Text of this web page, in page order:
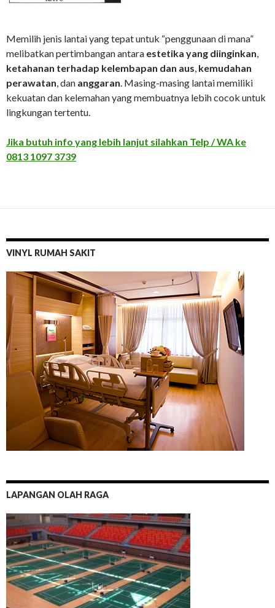
Memilih jenis lantai yang tepat untuk “penggunaan di mana”
melibatkan pertimbangan antara estetika yang diinginkan,
ketahanan terhadap kelembapan dan aus, kemudahan
perawatan, dan anggaran. Masing-masing lantai memiliki
kekuatan dan kelemahan yang membuatnya lebih cocok untuk
lingkungan tertentu.
Jika butuh info yang lebih lanjut silahkan Telp / WA ke
0813 1097 3739
VINYL RUMAH SAKIT
LAPANGAN OLAH RAGA